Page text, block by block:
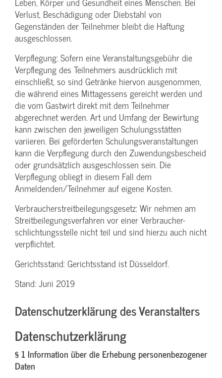
Verlust, Beschädigung oder Diebstahl von
Gegenständen der Teilnehmer bleibt die Haftung
ausgeschlossen.
Verpflegung: Sofern eine Veranstaltungs­gebühr die
Verpflegung des Teilnehmers ausdrücklich mit
einschließt, so sind Getränke hiervon ausgenommen,
die während eines Mittagessens gereicht werden und
die vom Gastwirt direkt mit dem Teilnehmer
abgerechnet werden. Art und Umfang der Bewirtung
kann zwischen den jeweiligen Schulungsstätten
variieren. Bei geförderten Schulungs­veranstaltungen
kann die Verpflegung durch den Zuwendungs­bescheid
oder grundsätzlich ausgeschlossen sein. Die
Verpflegung obliegt in diesem Fall dem
Anmeldenden/­Teilnehmer auf eigene Kosten.
Verbraucher­streitbeilegungs­gesetz: Wir nehmen am
Streit­beilegungs­verfahren vor einer Verbraucher­
schlichtungs­stelle nicht teil und sind hierzu auch nicht
verpflichtet.
Gerichtsstand: Gerichtsstand ist Düsseldorf.
Stand: Juni 2019
Datenschutzerklärung des Veranstalters
Datenschutzerklärung
§ 1 Information über die Erhebung personenbezogener
Daten